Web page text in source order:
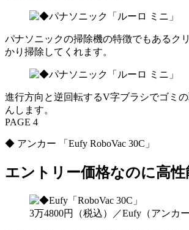
パナソニックの掃除機の特徴でもあるク
かり掃除してくれます。
進行方向と逆回転するV字ブラシでゴミ
んします。
PAGE 4
◆ アンカー 「Eufy RoboVac 30C」
エントリー価格なのに高性
3万4800円（税込）／Eufy（アンカ